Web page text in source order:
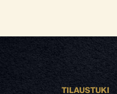
TILAUSTUKI